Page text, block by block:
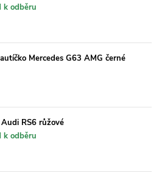
k odběru
Mercedes G63 AMG černé
RS6 růžové
k odběru